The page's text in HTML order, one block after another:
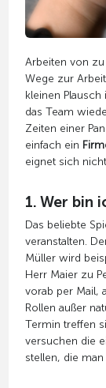
Arbeiten von
Wege zur
kleinen
das Team
Zeiten einer
einfach ein
eignet sich
1. Wer bin
Das beliebte
veranstalten.
Müller wird
Herr Maier zu
vorab per Mail,
Rollen außer
Termin treffen
versuchen die
stellen, die